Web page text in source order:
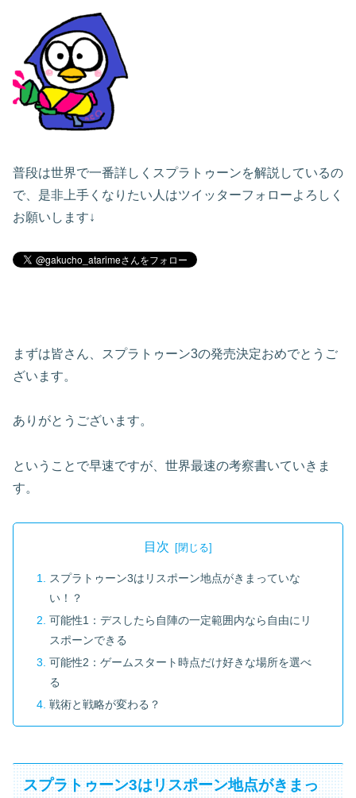
普段は世界で一番詳しくスプラトゥーンを解説しているの
で、是非上手くなりたい人はツイッターフォローよろしく
お願いします↓
まずは皆さん、スプラトゥーン3の発売決定おめでとうご
ざいます。
ありがとうございます。
ということで早速ですが、世界最速の考察書いていきま
す。
目次
スプラトゥーン3はリスポーン地点がきまっていな
い！？
可能性1：デスしたら自陣の一定範囲内なら自由にリ
スポーンできる
可能性2：ゲームスタート時点だけ好きな場所を選べ
る
戦術と戦略が変わる？
スプラトゥーン3はリスポーン地点がきまっ